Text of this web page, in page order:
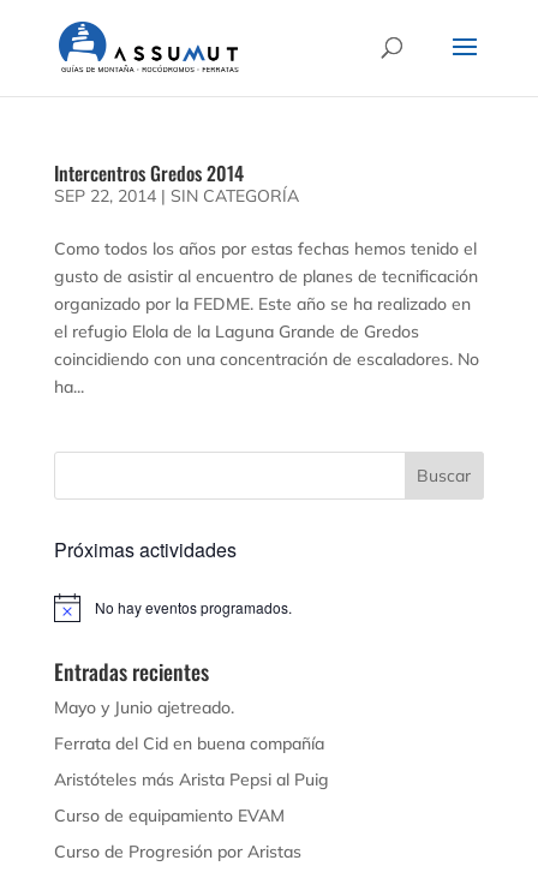
Intercentros Gredos 2014
SEP 22, 2014| SIN CATEGORÍA
Como todos los años por estas fechas hemos tenido el
gusto de asistir al encuentro de planes de tecnificación
organizado por la FEDME. Este año se ha realizado en
el refugio Elola de la Laguna Grande de Gredos
coincidiendo con una concentración de escaladores. No
ha...
Próximas actividades
Aviso No hay eventos programados.
Entradas recientes
Mayo y Junio ajetreado.
Ferrata del Cid en buena compañía
Aristóteles más Arista Pepsi al Puig
Curso de equipamiento EVAM
Curso de Progresión por Aristas